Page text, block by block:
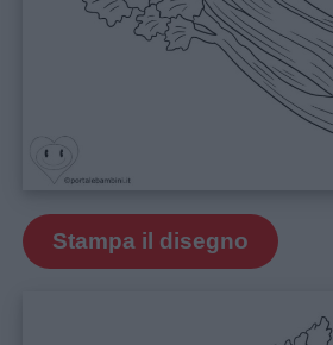
Stampa il disegno